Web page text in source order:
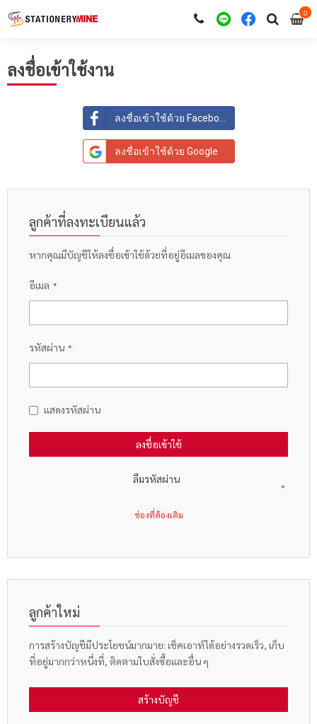
00
ลงชื่อเข้าใช้งาน
ลงชื่อเข้าใช้ด้วย Facebook
ลงชื่อเข้าใช้ด้วย Google
ลูกค้าที่ลงทะเบียนแล้ว
หากคุณมีบัญชีให้ลงชื่อเข้าใช้ด้วยที่อยู่อีเมลของคุณ
อีเมล
รหัสผ่าน
แสดงรหัสผ่าน
ลงชื่อเข้าใช้
ลืมรหัสผ่าน
ลูกค้าใหม่
การสร้างบัญชีมีประโยชน์มากมาย: เช็คเอาท์ได้อย่างรวดเร็ว, เก็บ
ที่อยู่มากกว่าหนึ่งที่, ติดตามใบสั่งซื้อและอื่น ๆ
สร้างบัญชี